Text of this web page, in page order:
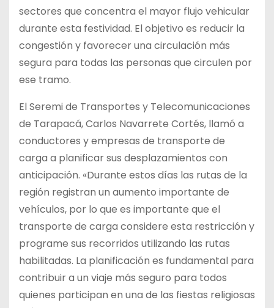
sectores que concentra el mayor flujo vehicular
durante esta festividad. El objetivo es reducir la
congestión y favorecer una circulación más
segura para todas las personas que circulen por
ese tramo.
El Seremi de Transportes y Telecomunicaciones
de Tarapacá, Carlos Navarrete Cortés, llamó a
conductores y empresas de transporte de
carga a planificar sus desplazamientos con
anticipación. «Durante estos días las rutas de la
región registran un aumento importante de
vehículos, por lo que es importante que el
transporte de carga considere esta restricción y
programe sus recorridos utilizando las rutas
habilitadas. La planificación es fundamental para
contribuir a un viaje más seguro para todos
quienes participan en una de las fiestas religiosas